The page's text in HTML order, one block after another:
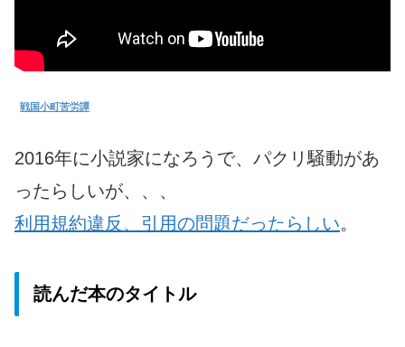
戦国小町苦労譚
2016年に小説家になろうで、パクリ騒動があ
ったらしいが、、、
利用規約違反、引用の問題だったらしい。
読んだ本のタイトル